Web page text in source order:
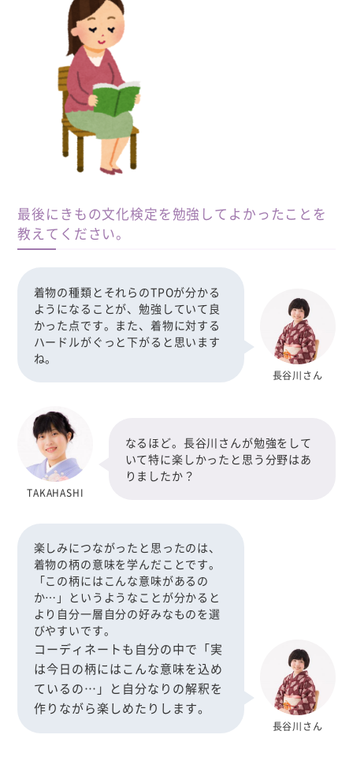
最後にきもの文化検定を勉強してよかったことを
教えてください。
長谷川さん
着物の種類とそれらのTPOが分かる
ようになることが、勉強していて良
かった点です。また、着物に対する
ハードルがぐっと下がると思います
ね。
TAKAHASHI
なるほど。長谷川さんが勉強をして
いて特に楽しかったと思う分野はあ
りましたか？
長谷川さん
楽しみにつながったと思ったのは、
着物の柄の意味を学んだことです。
「この柄にはこんな意味があるの
か…」というようなことが分かると
より自分一層自分の好みなものを選
びやすいです。
コーディネートも自分の中で「実
は今日の柄にはこんな意味を込め
ているの…」と自分なりの解釈を
作りながら楽しめたりします。